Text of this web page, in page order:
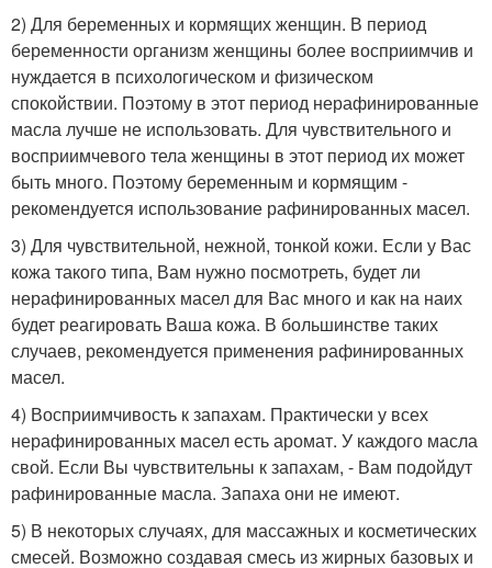
2) Для беременных и кормящих женщин. В период
беременности организм женщины более восприимчив и
нуждается в психологическом и физическом
спокойствии. Поэтому в этот период нерафинированные
масла лучше не использовать. Для чувствительного и
восприимчевого тела женщины в этот период их может
быть много. Поэтому беременным и кормящим -
рекомендуется использование рафинированных масел.
3) Для чувствительной, нежной, тонкой кожи. Если у Вас
кожа такого типа, Вам нужно посмотреть, будет ли
нерафинированных масел для Вас много и как на наих
будет реагировать Ваша кожа. В большинстве таких
случаев, рекомендуется применения рафинированных
масел.
4) Восприимчивость к запахам. Практически у всех
нерафинированных масел есть аромат. У каждого масла
свой. Если Вы чувствительны к запахам, - Вам подойдут
рафинированные масла. Запаха они не имеют.
5) В некоторых случаях, для массажных и косметических
смесей. Возможно создавая смесь из жирных базовых и